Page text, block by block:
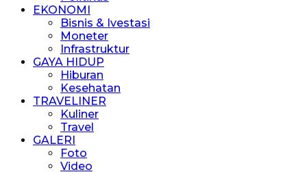
EKONOMI
Bisnis & Ivestasi
Moneter
Infrastruktur
GAYA HIDUP
Hiburan
Kesehatan
TRAVELINER
Kuliner
Travel
GALERI
Foto
Video